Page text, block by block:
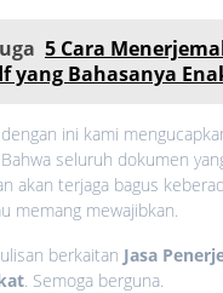
5 Cara
yang Bahasanya
ini kami
seluruh dokumen
akan terjaga bagus
memang mewajibkan.
berkaitan Jasa
. Semoga berguna.